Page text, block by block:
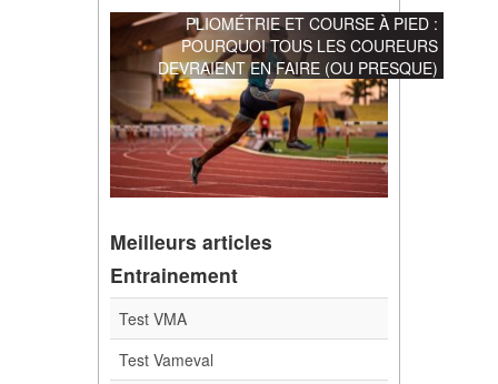
PLIOMÉTRIE ET COURSE À PIED :
POURQUOI TOUS LES COUREURS
DEVRAIENT EN FAIRE (OU PRESQUE)
Meilleurs articles
Entrainement
Test VMA
Test Vameval